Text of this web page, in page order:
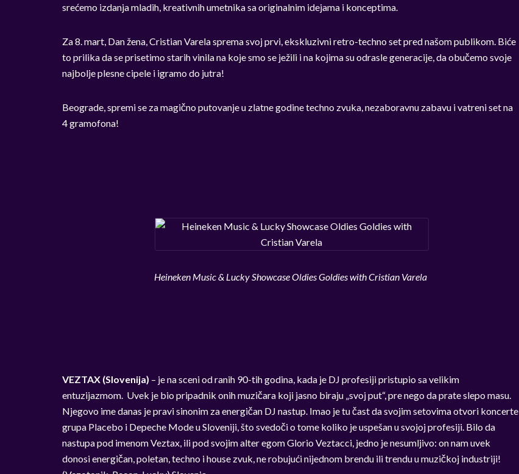
srećemo izdanja mladih, kreativnih umetnika sa originalnim idejama i konceptima.
Za 8. mart, Dan žena, Cristian Varela sprema svoj prvi, ekskluzivni retro-techno set pred našom publikom. Biće
to prilika da se prisetimo starih vinila na koje smo se ježili i na kojima su odrasle generacije, da obučemo svoje
najbolje plesne cipele i igramo do jutra!
Beograde, spremi se za magično putovanje u zlatne godine techno zvuka, nezaboravnu zabavu i vatreni set na
4 gramofona!
Heineken Music & Lucky Showcase Oldies Goldies with Cristian Varela
VEZTAX (Slovenija) – je na sceni od ranih 90-tih godina, kada je DJ profesiji pristupio sa velikim
entuzijazmom. Uvek je bio pripadnik onih muzičara koji jasno biraju „svoj put“, pre nego da prate slepo masu.
Njegovo ime danas je pravi sinonim za energičan DJ nastup. Imao je tu čast da svojim setovima otvori koncerte
grupa Placebo i Depeche Mode u Sloveniji, što svedoči o tome koliko je uspešan u svojoj profesiji. Bilo da
nastupa pod imenom Veztax, ili pod svojim alter egom Glorio Veztacci, jedno je nesumljivo: on nam uvek
donosi energičan, poletan, techno i house zvuk, ne robujući nijednom brendu ili trendu u muzičkoj industriji!